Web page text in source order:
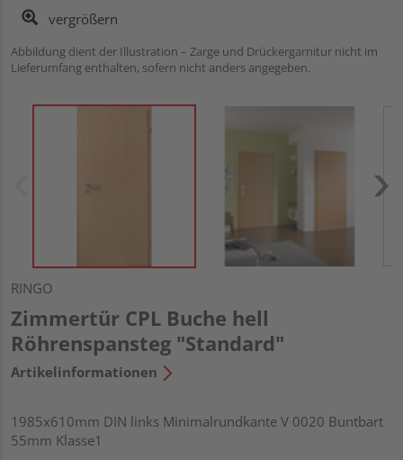
vergrößern
Abbildung dient der Illustration – Zarge und Drückergarnitur nicht im
Lieferumfang enthalten, sofern nicht anders angegeben.
RINGO
Zimmertür CPL Buche hell
Röhrenspansteg "Standard"
Artikelinformationen
1985x610mm DIN links Minimalrundkante V 0020 Buntbart
55mm Klasse1